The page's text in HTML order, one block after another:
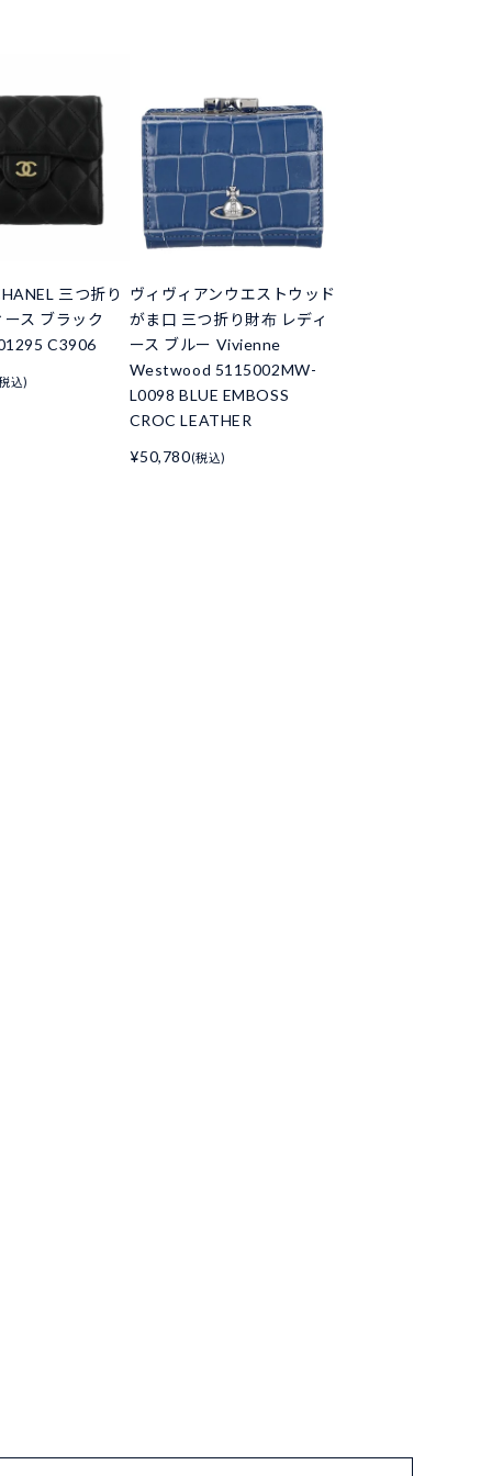
三つ折り
ス ブラック
C3906
込)
ヴィヴィアンウエストウッド
がま口 三つ折り財布 レディ
ース ブルー Vivienne
Westwood 5115002MW-
L0098 BLUE EMBOSS
CROC LEATHER
¥50,780(税込)